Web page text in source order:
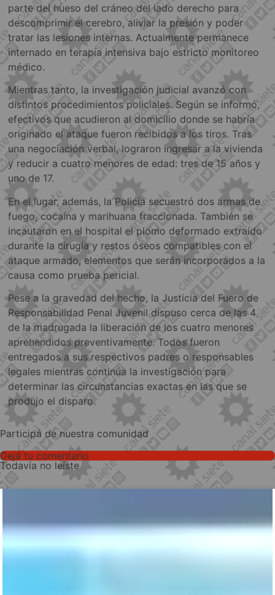
parte del hueso del cráneo del lado derecho para
descomprimir el cerebro, aliviar la presión y poder
tratar las lesiones internas. Actualmente permanece
internado en terapia intensiva bajo estricto monitoreo
médico.
Mientras tanto, la investigación judicial avanzó con
distintos procedimientos policiales. Según se informó,
efectivos que acudieron al domicilio donde se habría
originado el ataque fueron recibidos a los tiros. Tras
una negociación verbal, lograron ingresar a la vivienda
y reducir a cuatro menores de edad: tres de 15 años y
uno de 17.
En el lugar, además, la Policía secuestró dos armas de
fuego, cocaína y marihuana fraccionada. También se
incautaron en el hospital el plomo deformado extraído
durante la cirugía y restos óseos compatibles con el
ataque armado, elementos que serán incorporados a la
causa como prueba pericial.
Pese a la gravedad del hecho, la Justicia del Fuero de
Responsabilidad Penal Juvenil dispuso cerca de las 4
de la madrugada la liberación de los cuatro menores
aprehendidos preventivamente. Todos fueron
entregados a sus respectivos padres o responsables
legales mientras continúa la investigación para
determinar las circunstancias exactas en las que se
produjo el disparo.
Participá de nuestra comunidad
Dejá tu comentario
Todavía no leíste